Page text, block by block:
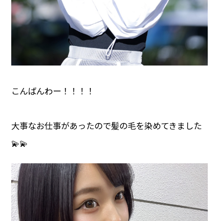
こんばんわー！！！！
大事なお仕事があったので髪の毛を染めてきました
💫💫